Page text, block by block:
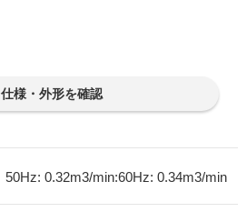
仕様・外形を確認
50Hz: 0.32m3/min:60Hz: 0.34m3/min